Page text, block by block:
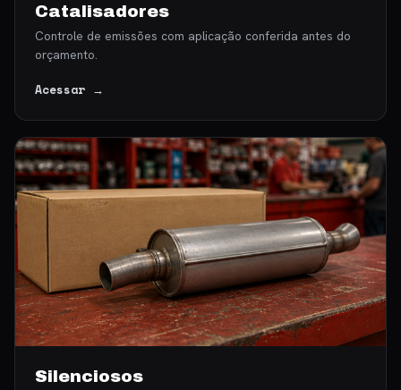
Catalisadores
Controle de emissões com aplicação conferida antes do
orçamento.
Acessar →
Silenciosos